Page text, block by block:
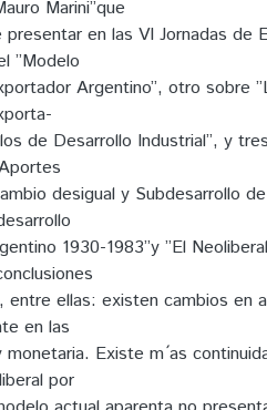
Marini”que
en las VI Jornadas de
”Modelo
Argentino”, otro sobre
de Desarrollo Industrial”, y
desigual y Subdesarrollo
1930-1983”y ”El
entre ellas: existen cambios en
en las
monetaria. Existe m ́as
por